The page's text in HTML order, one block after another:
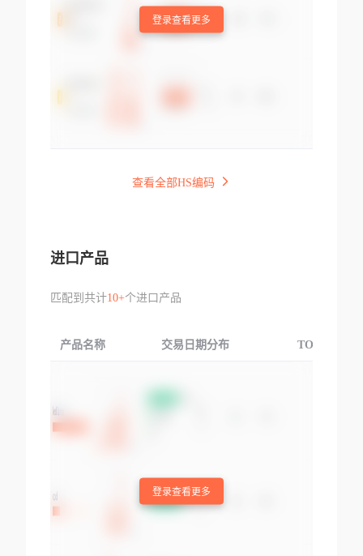
登录查看更多
查看全部HS编码
进口产品
匹配到共计10+个进口产品
产品名称 交易日期分布 TOP3交易国
登录查看更多